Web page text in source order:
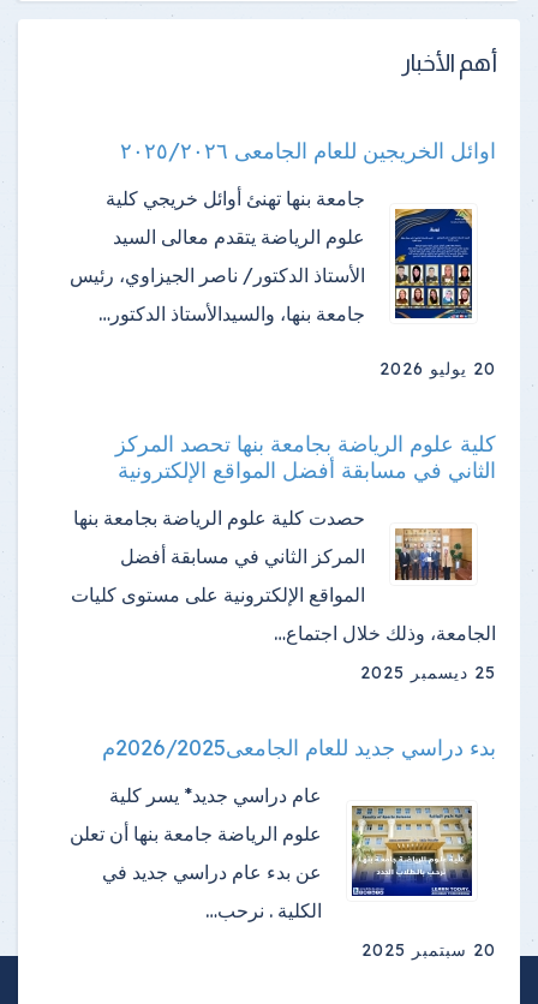
أهم الأخبار
اوائل الخريجين للعام الجامعى ٢٠٢٥/٢٠٢٦
جامعة بنها تهنئ أوائل خريجي كلية
علوم الرياضة ​يتقدم معالى السيد
الأستاذ الدكتور/ ناصر الجيزاوي، رئيس
جامعة بنها، والسيدالأستاذ الدكتور…
20 يوليو 2026
كلية علوم الرياضة بجامعة بنها تحصد المركز
الثاني في مسابقة أفضل المواقع الإلكترونية
حصدت كلية علوم الرياضة بجامعة بنها
المركز الثاني في مسابقة أفضل
المواقع الإلكترونية على مستوى كليات
الجامعة، وذلك خلال اجتماع…
25 ديسمبر 2025
بدء دراسي جديد للعام الجامعى2026/2025م
عام دراسي جديد* يسر كلية
علوم الرياضة جامعة بنها أن تعلن
عن بدء عام دراسي جديد في
الكلية . نرحب…
20 سبتمبر 2025